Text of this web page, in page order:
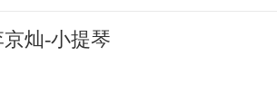
灿-小提琴